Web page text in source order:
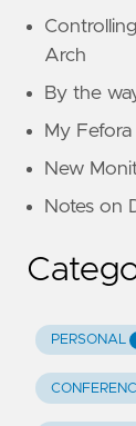
Arch
By the
My
New
Notes on
PERSONAL